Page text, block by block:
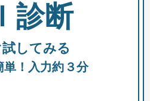
めて表示
資 出資
診断
してみる
単！入力約３分